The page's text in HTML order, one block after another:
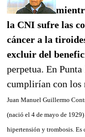
la CNI sufre las
cáncer a la
excluir del
perpetua. En
cumplirían con los
Juan Manuel Guillermo
(nació el 4 de mayo de
hipertensión y trombosis.